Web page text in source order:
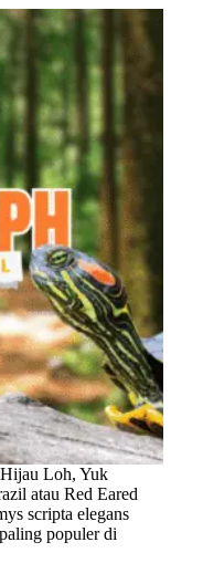
Loh, Yuk
atau Red Eared
scripta elegans
populer di